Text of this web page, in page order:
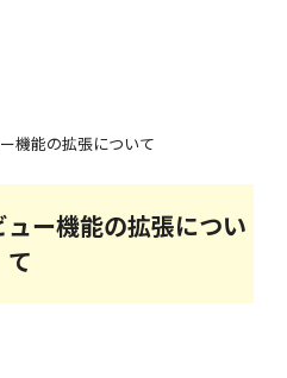
機能の拡張について
ー機能の拡張につい
て